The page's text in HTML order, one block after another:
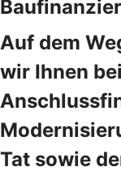
Auf dem
wir Ihnen
Tat sowie